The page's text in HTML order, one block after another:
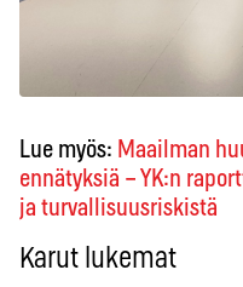
Lue myös: Maailman
ennätyksiä – YK:n
ja turvallisuusriskistä
Karut lukemat